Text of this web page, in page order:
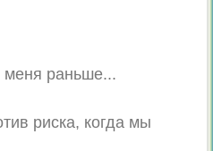
меня раньше...
риска, когда мы